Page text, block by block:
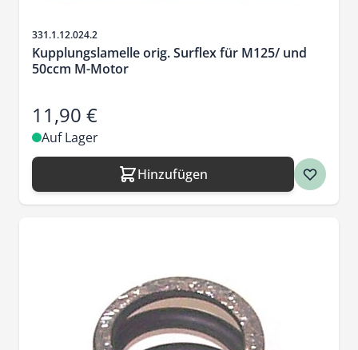
Artikelnr.
331.1.12.024.2
Kupplungslamelle orig. Surflex für M125/ und
50ccm M-Motor
11,90 €
Auf Lager
Hinzufügen